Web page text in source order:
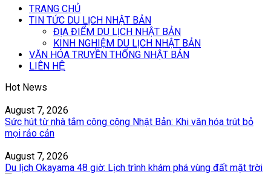
TRANG CHỦ
TIN TỨC DU LỊCH NHẬT BẢN
ĐỊA ĐIỂM DU LỊCH NHẬT BẢN
KINH NGHIỆM DU LỊCH NHẬT BẢN
VĂN HÓA TRUYỀN THỐNG NHẬT BẢN
LIÊN HỆ
Hot News
August 7, 2026
Sức hút từ nhà tắm công cộng Nhật Bản: Khi văn hóa trút bỏ
mọi rảo cản
August 7, 2026
Du lịch Okayama 48 giờ: Lịch trình khám phá vùng đất mặt trời